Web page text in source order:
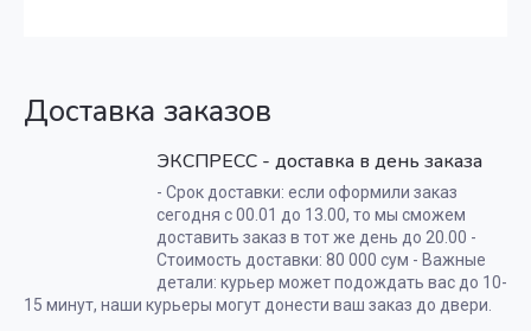
Доставка заказов
ЭКСПРЕСС - доставка в день заказа
- Срок доставки: если оформили заказ
сегодня с 00.01 до 13.00, то мы сможем
доставить заказ в тот же день до 20.00 -
Стоимость доставки: 80 000 сум - Важные
детали: курьер может подождать вас до 10-
15 минут, наши курьеры могут донести ваш заказ до двери.